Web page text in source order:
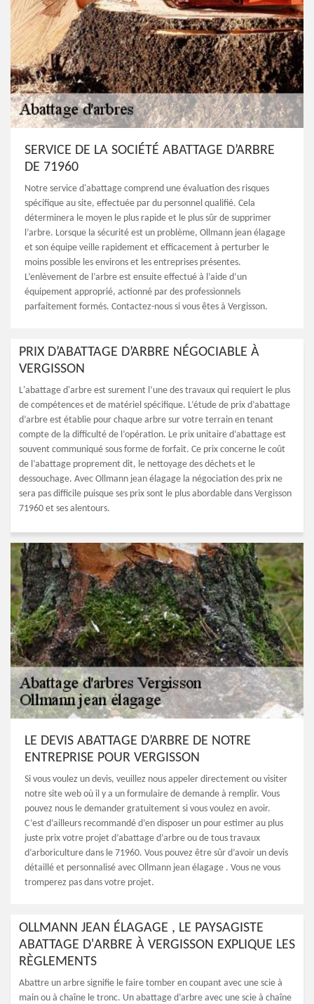
SERVICE DE LA SOCIÉTÉ ABATTAGE D’ARBRE
DE 71960
Notre service d'abattage comprend une évaluation des risques
spécifique au site, effectuée par du personnel qualifié. Cela
déterminera le moyen le plus rapide et le plus sûr de supprimer
l’arbre. Lorsque la sécurité est un problème, Ollmann jean élagage
et son équipe veille rapidement et efficacement à perturber le
moins possible les environs et les entreprises présentes.
L’enlèvement de l’arbre est ensuite effectué à l’aide d’un
équipement approprié, actionné par des professionnels
parfaitement formés. Contactez-nous si vous êtes à Vergisson.
PRIX D’ABATTAGE D’ARBRE NÉGOCIABLE À
VERGISSON
L'abattage d'arbre est surement l’une des travaux qui requiert le plus
de compétences et de matériel spécifique. L’étude de prix d’abattage
d’arbre est établie pour chaque arbre sur votre terrain en tenant
compte de la difficulté de l’opération. Le prix unitaire d’abattage est
souvent communiqué sous forme de forfait. Ce prix concerne le coût
de l’abattage proprement dit, le nettoyage des déchets et le
dessouchage. Avec Ollmann jean élagage la négociation des prix ne
sera pas difficile puisque ses prix sont le plus abordable dans Vergisson
71960 et ses alentours.
LE DEVIS ABATTAGE D’ARBRE DE NOTRE
ENTREPRISE POUR VERGISSON
Si vous voulez un devis, veuillez nous appeler directement ou visiter
notre site web où il y a un formulaire de demande à remplir. Vous
pouvez nous le demander gratuitement si vous voulez en avoir.
C’est d’ailleurs recommandé d’en disposer un pour estimer au plus
juste prix votre projet d’abattage d’arbre ou de tous travaux
d’arboriculture dans le 71960. Vous pouvez être sûr d’avoir un devis
détaillé et personnalisé avec Ollmann jean élagage . Vous ne vous
tromperez pas dans votre projet.
OLLMANN JEAN ÉLAGAGE , LE PAYSAGISTE
ABATTAGE D'ARBRE À VERGISSON EXPLIQUE LES
RÈGLEMENTS
Abattre un arbre signifie le faire tomber en coupant avec une scie à
main ou à chaîne le tronc. Un abattage d’arbre avec une scie à chaîne